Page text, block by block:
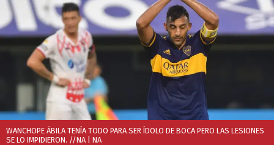
WANCHOPE ÁBILA TENÍA TODO PARA SER ÍDOLO DE BOCA PERO LAS LESIONES
SE LO IMPIDIERON. //NA | NA